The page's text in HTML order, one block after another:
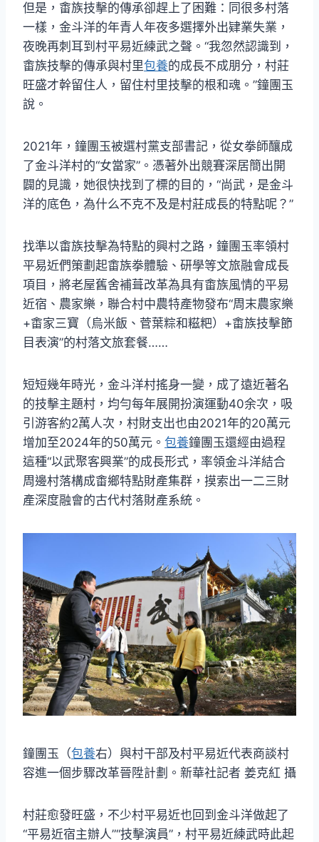
但是，畬族技擊的傳承卻趕上了困難：同很多村落
一樣，金斗洋的年青人年夜多選擇外出肄業失業，
夜晚再刺耳到村平易近練武之聲。“我忽然認識到，
畬族技擊的傳承與村里包養的成長不成朋分，村莊
旺盛才幹留住人，留住村里技擊的根和魂。”鐘團玉
說。
2021年，鐘團玉被選村黨支部書記，從女拳師釀成
了金斗洋村的“女當家”。憑著外出競賽深居簡出開
闢的見識，她很快找到了標的目的，“尚武，是金斗
洋的底色，為什么不克不及是村莊成長的特點呢？”
找準以畬族技擊為特點的興村之路，鐘團玉率領村
平易近們策劃起畬族拳體驗、研學等文旅融會成長
項目，將老屋舊舍補葺改革為具有畬族風情的平易
近宿、農家樂，聯合村中農特產物發布“周末農家樂
+畬家三寶（烏米飯、菅葉粽和糍粑）+畬族技擊節
目表演”的村落文旅套餐……
短短幾年時光，金斗洋村搖身一變，成了遠近著名
的技擊主題村，均勻每年展開扮演運動40余次，吸
引游客約2萬人次，村財支出也由2021年的20萬元
增加至2024年的50萬元。 包養鐘團玉還經由過程
這種“以武聚客興業”的成長形式，率領金斗洋結合
周邊村落構成畬鄉特點財產集群，摸索出一二三財
產深度融會的古代村落財產系統。
鐘團玉（包養右）與村干部及村平易近代表商談村
容進一個步驟改革晉陞計劃。新華社記者 姜克紅 攝
村莊愈發旺盛，不少村平易近也回到金斗洋做起了
“平易近宿主辦人”“技擊演員”，村平易近練武時此起